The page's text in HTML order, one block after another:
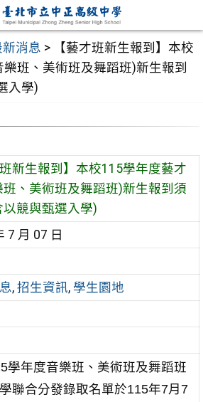
新消息 >
【藝才班新生報到】本校
班、美術班及舞蹈班)新生報到
入學)
班新生報到】本校115學年度藝才
班、美術班及舞蹈班)新生報到須
以競與甄選入學)
7 月 07 日
, 招生資訊, 學生園地
學年度音樂班、美術班及舞蹈班
聯合分發錄取名單於115年7月7